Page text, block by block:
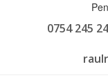
0754 245